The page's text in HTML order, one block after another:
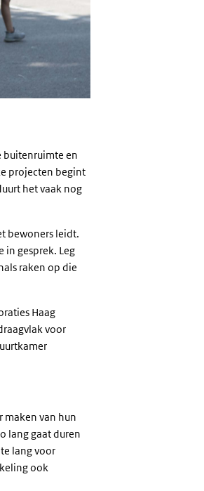
buitenruimte en
projecten begint
het vaak nog
bewoners leidt.
in gesprek. Leg
raken op die
Haag
voor
maken van hun
lang gaat duren
lang voor
ook